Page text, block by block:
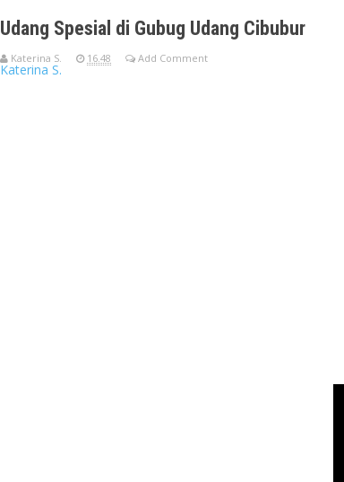
Udang Spesial di Gubug Udang Cibubur
Katerina S. 16.48 Add Comment
Katerina S.